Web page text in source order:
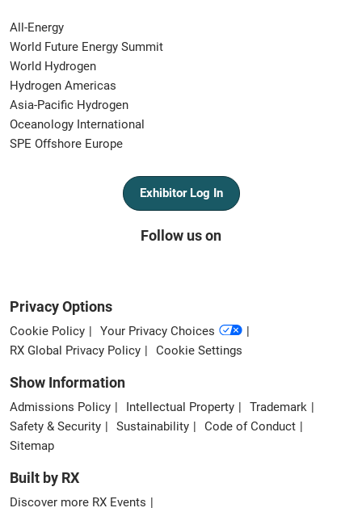
All-Energy
World Future Energy Summit
World Hydrogen
Hydrogen Americas
Asia-Pacific Hydrogen
Oceanology International
SPE Offshore Europe
Exhibitor Log In
Follow us on
Privacy Options
Cookie Policy
Your Privacy Choices
RX Global Privacy Policy
Cookie Settings
Show Information
Admissions Policy Intellectual Property
Trademark
Safety & Security
Sustainability
Code of Conduct
Sitemap
Built by RX
Discover more RX Events